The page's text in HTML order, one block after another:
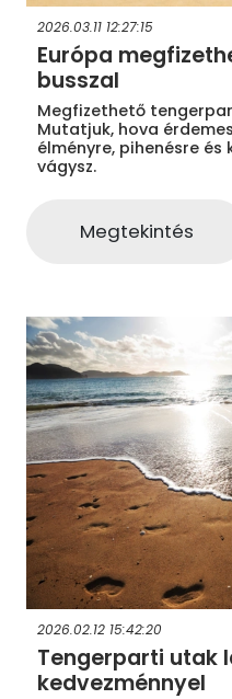
2026.03.11 12:27:15
Európa
busszal
Megfizethető
Mutatjuk, hova
élményre, pihenésre
vágysz.
Megtekintés
2026.02.12 15:42:20
Tengerparti utak
kedvezménnyel